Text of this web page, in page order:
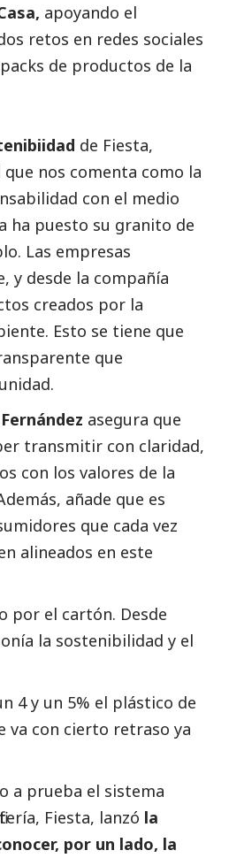
apoyando el
retos en redes sociales
de productos de la
de Fiesta,
que nos comenta como la
con el medio
ha puesto su granito de
Las empresas
y desde la compañía
creados por la
. Esto se tiene que
que
asegura que
transmitir con claridad,
con los valores de la
añade que es
que cada vez
alineados en este
por el cartón. Desde
la sostenibilidad y el
4 y un 5% el plástico de
va con cierto retraso ya
a prueba el sistema
Fiesta, lanzó la
por un lado, la